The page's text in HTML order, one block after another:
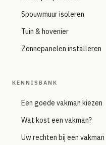
Spouwmuur isoleren
Tuin & hovenier
Zonnepanelen installeren
KENNISBANK
Een goede vakman kiezen
Wat kost een vakman?
Uw rechten bij een vakman